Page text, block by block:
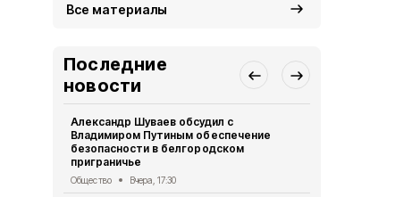
Все материалы
Последние
новости
Александр Шуваев обсудил с
Владимиром Путиным обеспечение
безопасности в белгородском
приграничье
Общество Вчера, 17:30